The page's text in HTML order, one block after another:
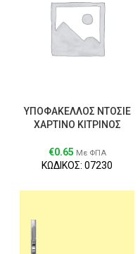
ΥΠΟΦΑΚΕΛΛΟΣ ΝΤΟΣΙΕ
ΧΑΡΤΙΝΟ ΚΙΤΡΙΝΟΣ
€0.65 Με ΦΠΑ
ΚΩΔΙΚΟΣ: 07230